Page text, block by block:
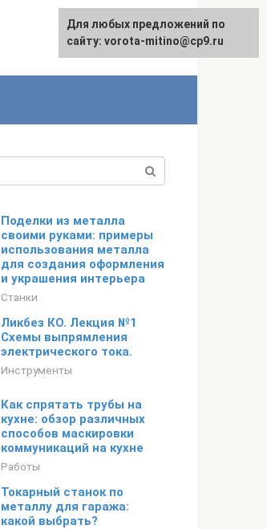
Поделки из металла
своими руками: примеры
использования металла
для создания оформления
и украшения интерьера
Станки
Ликбез КО. Лекция №1
Схемы выпрямления
электрического тока.
Инструменты
Как спрятать трубы на
кухне: обзор различных
способов маскировки
коммуникаций на кухне
Работы
Токарный станок по
металлу для гаража:
какой выбрать?
Для любых предложений по
сайту: vorota-mitino@cp9.ru